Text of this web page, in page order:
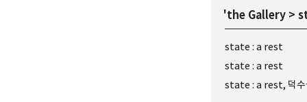
'the Gallery >
state : a rest
state : a rest
state : a rest, 덕수